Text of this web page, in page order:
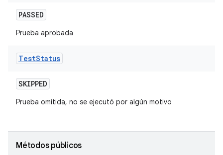
PASSED
Prueba aprobada
TestStatus
SKIPPED
Prueba omitida, no se ejecutó por algún motivo
Métodos públicos